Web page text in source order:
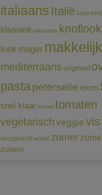
italiaans Italië kaas
klassiek klassieker knoflook
look mager makkelijk
mediterraans origineel
pastapeterselie room
snel klaar tomaat tomaten
vegetarischveggievis
voorgerecht wortel zomer
zuiders